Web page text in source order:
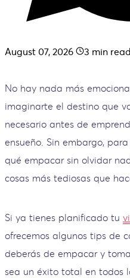
August 07, 2026 3 min read.
No hay nada más
imaginarte el destino que
necesario antes de
ensueño. Sin embargo,
qué empacar sin olvidar
cosas más tediosas que
Si ya tienes planificado tu
ofrecemos algunos tips de
deberás de empacar y
sea un éxito total en todos